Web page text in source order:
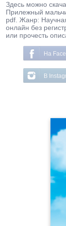
Здесь можно
Прилежный
pdf. Жанр:
онлайн без
или прочесть
На
В